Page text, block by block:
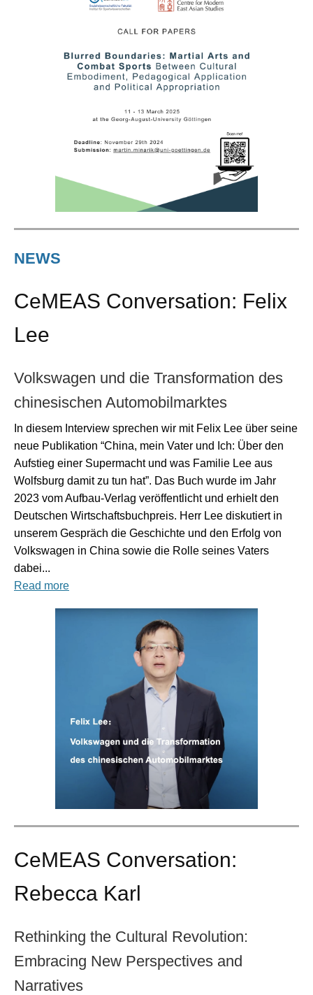
NEWS
CeMEAS Conversation: Felix
Lee
Volkswagen und die Transformation des
chinesischen Automobilmarktes
In diesem Interview sprechen wir mit Felix Lee über seine
neue Publikation “China, mein Vater und Ich: Über den
Aufstieg einer Supermacht und was Familie Lee aus
Wolfsburg damit zu tun hat”. Das Buch wurde im Jahr
2023 vom Aufbau-Verlag veröffentlicht und erhielt den
Deutschen Wirtschaftsbuchpreis. Herr Lee diskutiert in
unserem Gespräch die Geschichte und den Erfolg von
Volkswagen in China sowie die Rolle seines Vaters
dabei...
Read more
CeMEAS Conversation:
Rebecca Karl
Rethinking the Cultural Revolution:
Embracing New Perspectives and
Narratives